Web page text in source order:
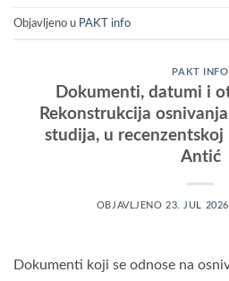
Objavljeno u PAKT info
PAKT INFO
Dokumenti, datumi i
Rekonstrukcija
studija, u
Antić
OBJAVLJENO 23. JUL 2026.
Dokumenti koji se odnose na